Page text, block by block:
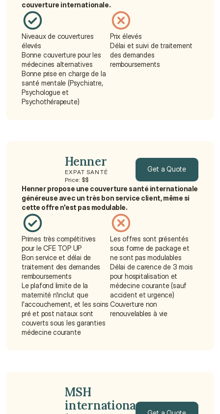
couverture internationale.
Niveaux de couvertures
élevés
Bonne couverture pour les
médecines alternatives
Bonne prise en charge de la
santé mentale (Psychiatre,
Psychologue et
Psychothérapeute)
Prix élevés
Délai et suivi de traitement
des demandes
remboursements
Henner
EXPAT SANTÉ
Price: $$
Get a Quote
Get a Quote
Henner propose une couverture santé internationale
généreuse avec un très bon service client, même si
cette offre n'est pas modulable.
Primes très compétitives
pour le CFE TOP UP
Bon service et délai de
traitement des demandes
remboursements
Le plafond limite de la
maternité n'inclut que
l'accouchement, et les soins
pré et post nataux sont
couverts sous les garanties
médecine courante
Les offres sont présentés
sous forme de package et
ne sont pas modulables
Délai de carence de 3 mois
pour hospitalisation et
médecine courante (sauf
accident et urgence)
Couverture non
renouvelables à vie
MSH
internationa